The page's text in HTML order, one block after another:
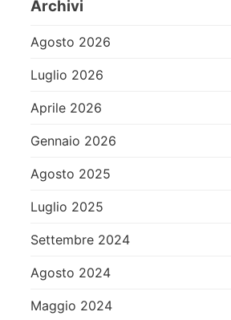
Archivi
Agosto 2026
Luglio 2026
Aprile 2026
Gennaio 2026
Agosto 2025
Luglio 2025
Settembre 2024
Agosto 2024
Maggio 2024